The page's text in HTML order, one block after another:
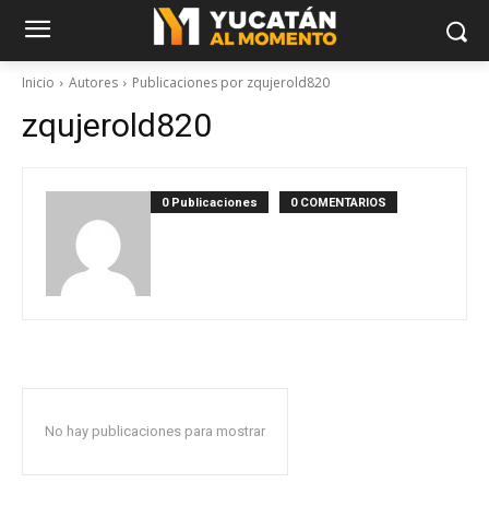
Inicio Autores Publicaciones por zqujerold820
zqujerold820
0 Publicaciones 0 COMENTARIOS
No hay publicaciones para mostrar